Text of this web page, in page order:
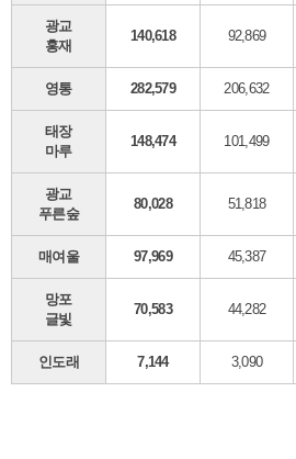
광교
홍재
140,618 92,869
영통 282,579 206,632
태장
마루
148,474 101,499
광교
푸른숲
80,028 51,818
매여울 97,969 45,387
망포
글빛
70,583 44,282
인도래 7,144 3,090